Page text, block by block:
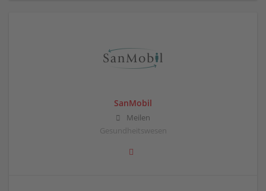
SanMobil
Meilen
Gesundheitswesen